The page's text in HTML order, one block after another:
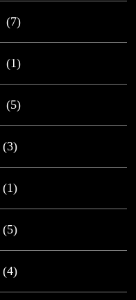
(7)
(1)
(5)
(3)
(1)
(5)
(4)